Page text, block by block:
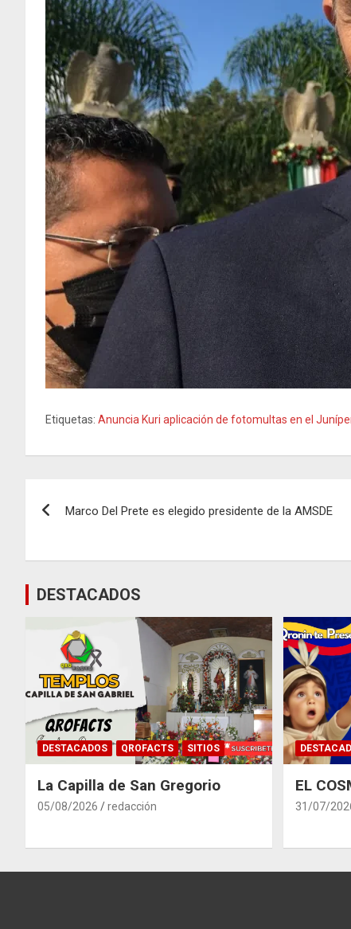
Etiquetas: Anuncia Kuri aplicación de fotomultas en el
entradas
Marco Del Prete es elegido presidente de la AMSDE
DESTACADOS
DESTACADOS QROFACTS SITIOS
La Capilla de San Gregorio
05/08/2026 redacción
EL
31/07/